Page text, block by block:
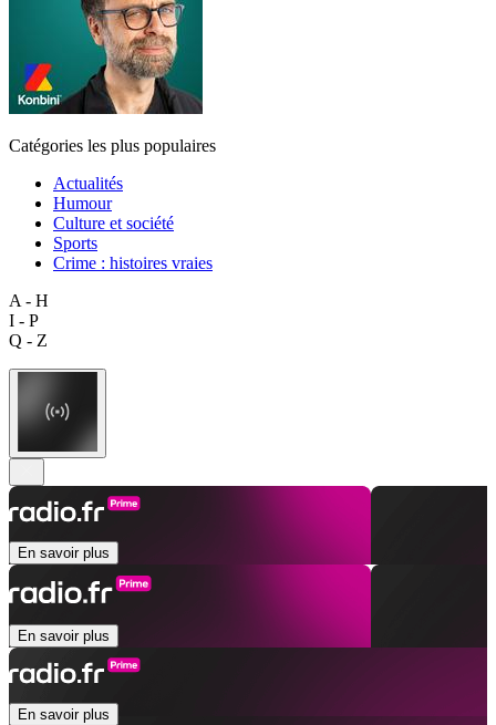
Catégories les plus populaires
Actualités
Humour
Culture et société
Sports
Crime : histoires vraies
A - H
I - P
Q - Z
En savoir plus
En savoir plus
En savoir plus